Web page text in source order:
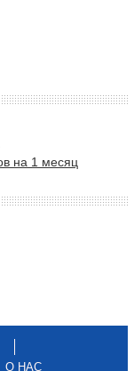
на 1 месяц
О НАС